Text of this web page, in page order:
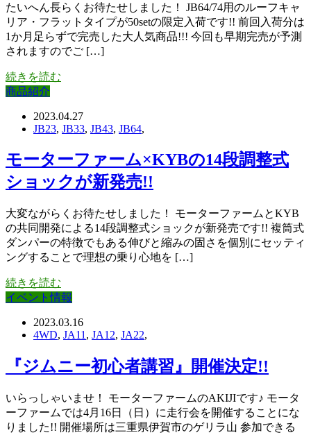
たいへん長らくお待たせしました！ JB64/74用のルーフキャ
リア・フラットタイプが50setの限定入荷です!! 前回入荷分は
1か月足らずで完売した大人気商品!!! 今回も早期完売が予測
されますのでご […]
続きを読む
商品紹介
2023.04.27
JB23, JB33, JB43, JB64,
モーターファーム×KYBの14段調整式
ショックが新発売!!
大変ながらくお待たせしました！ モーターファームとKYB
の共同開発による14段調整式ショックが新発売です!! 複筒式
ダンパーの特徴でもある伸びと縮みの固さを個別にセッティ
ングすることで理想の乗り心地を […]
続きを読む
イベント情報
2023.03.16
4WD, JA11 , JA12, JA22,
『ジムニー初心者講習』開催決定!!
いらっしゃいませ！ モーターファームのAKIJIです♪ モータ
ーファームでは4月16日（日）に走行会を開催することにな
りました!! 開催場所は三重県伊賀市のゲリラ山 参加できる